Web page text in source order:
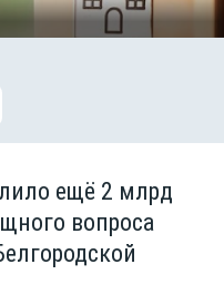
ещё 2 млрд
вопроса